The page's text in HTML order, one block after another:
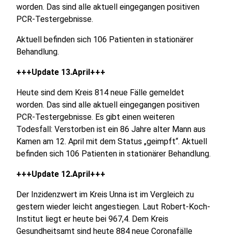
worden. Das sind alle aktuell eingegangen positiven
PCR-Testergebnisse.
Aktuell befinden sich 106 Patienten in stationärer
Behandlung.
+++Update 13.April+++
Heute sind dem Kreis 814 neue Fälle gemeldet
worden. Das sind alle aktuell eingegangen positiven
PCR-Testergebnisse. Es gibt einen weiteren
Todesfall: Verstorben ist ein 86 Jahre alter Mann aus
Kamen am 12. April mit dem Status „geimpft“. Aktuell
befinden sich 106 Patienten in stationärer Behandlung.
+++Update 12.April+++
Der Inzidenzwert im Kreis Unna ist im Vergleich zu
gestern wieder leicht angestiegen. Laut Robert-Koch-
Institut liegt er heute bei 967,4. Dem Kreis
Gesundheitsamt sind heute 884 neue Coronafälle